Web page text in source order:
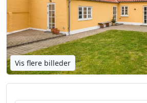
Vis flere billeder